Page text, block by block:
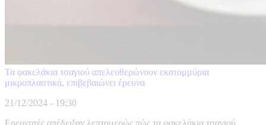
Τα φακελάκια τσαγιού απελευθερώνουν εκατομμύρια
μικροπλαστικά, επιβεβαιώνει έρευνα
21/12/2024 - 19:30